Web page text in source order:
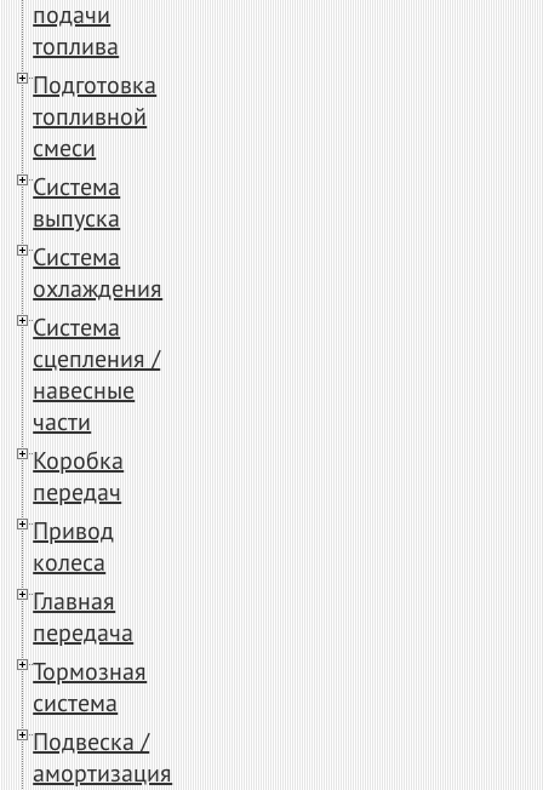
подачи
топлива
Подготовка
топливной
смеси
Система
выпуска
Система
охлаждения
Система
сцепления /
навесные
части
Коробка
передач
Привод
колеса
Главная
передача
Тормозная
система
Подвеска /
амортизация